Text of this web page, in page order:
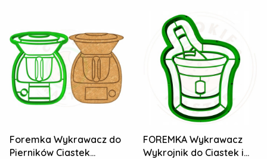
Foremka Wykrawacz do
Pierników Ciastek
FOREMKA Wykrawacz
Wykrojnik do Ciastek i